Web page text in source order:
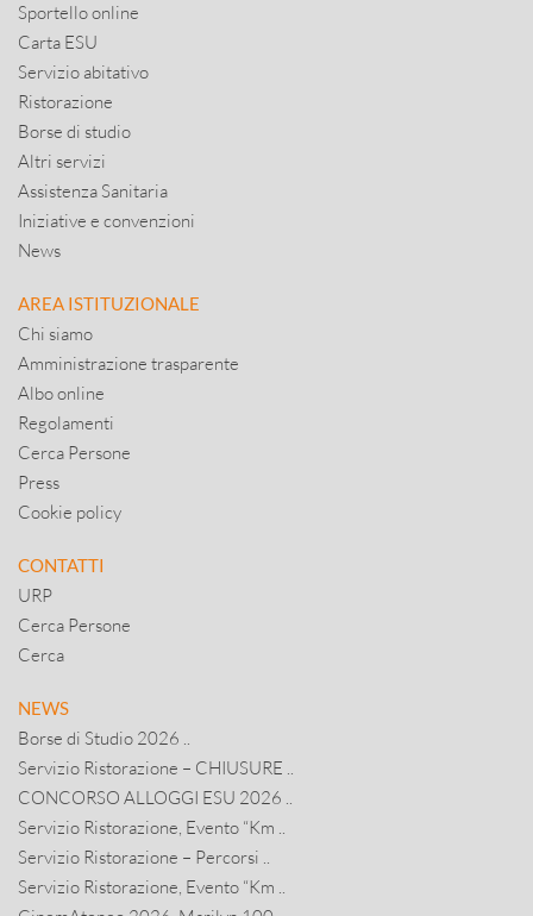
Sportello online
Carta ESU
Servizio abitativo
Ristorazione
Borse di studio
Altri servizi
Assistenza Sanitaria
Iniziative e convenzioni
News
AREA ISTITUZIONALE
Chi siamo
Amministrazione trasparente
Albo online
Regolamenti
Cerca Persone
Press
Cookie policy
CONTATTI
URP
Cerca Persone
Cerca
NEWS
Borse di Studio 2026 ..
Servizio Ristorazione – CHIUSURE ..
CONCORSO ALLOGGI ESU 2026 ..
Servizio Ristorazione, Evento “Km ..
Servizio Ristorazione – Percorsi ..
Servizio Ristorazione, Evento “Km ..